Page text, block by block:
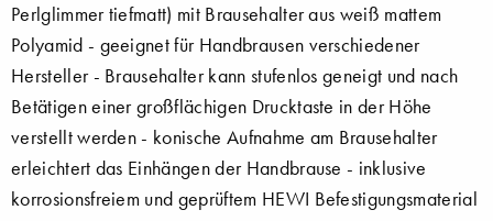
Perlglimmer tiefmatt) mit Brausehalter aus weiß mattem
Polyamid - geeignet für Handbrausen verschiedener
Hersteller - Brausehalter kann stufenlos geneigt und nach
Betätigen einer großflächigen Drucktaste in der Höhe
verstellt werden - konische Aufnahme am Brausehalter
erleichtert das Einhängen der Handbrause - inklusive
korrosionsfreiem und geprüftem HEWI Befestigungsmaterial